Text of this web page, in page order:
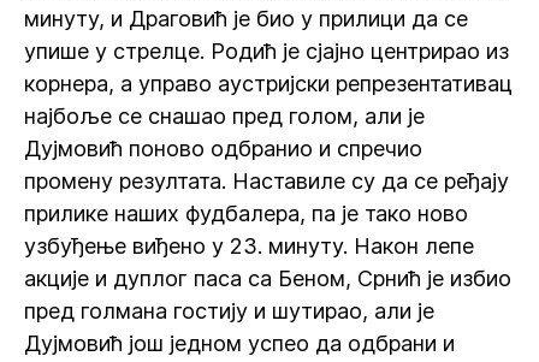
минуту, и Драговић је био у прилици да се
упише у стрелце. Родић је сјајно центрирао из
корнера, а управо аустријски репрезентативац
најбоље се снашао пред голом, али је
Дујмовић поново одбранио и спречио
промену резултата. Наставиле су да се ређају
прилике наших фудбалера, па је тако ново
узбуђење виђено у 23. минуту. Након лепе
акције и дуплог паса са Беном, Срнић је избио
пред голмана гостију и шутирао, али је
Дујмовић још једном успео да одбрани и